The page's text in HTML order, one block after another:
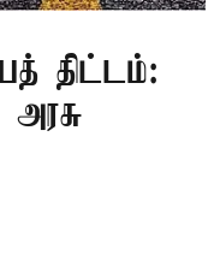
திட்டம்: